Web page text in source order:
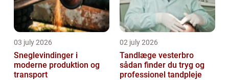
03 july 2026
Sneglevindinger i
moderne produktion og
transport
02 july 2026
Tandlæge vesterbro
sådan finder du tryg og
professionel tandpleje